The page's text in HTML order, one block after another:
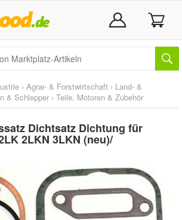
› Agrar- & Forstwirtschaft › Land- &
& Schlepper › Teile, Motoren & Zubehör
Dichtsatz Dichtung für
2LKN 3LKN (neu)/